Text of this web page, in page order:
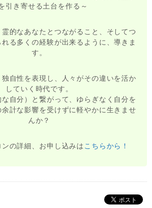
引き寄せる土台を作る～
的なあなたとつながること、そしてつ
る多くの経験が出来るように、導きま
す。
自性を表現し、人々がその違いを活か
していく時代です。
自分）と繋がって、ゆらぎなく自分を
計な影響を受けずに軽やかに生きませ
んか？
の詳細、お申し込みは こちらから！